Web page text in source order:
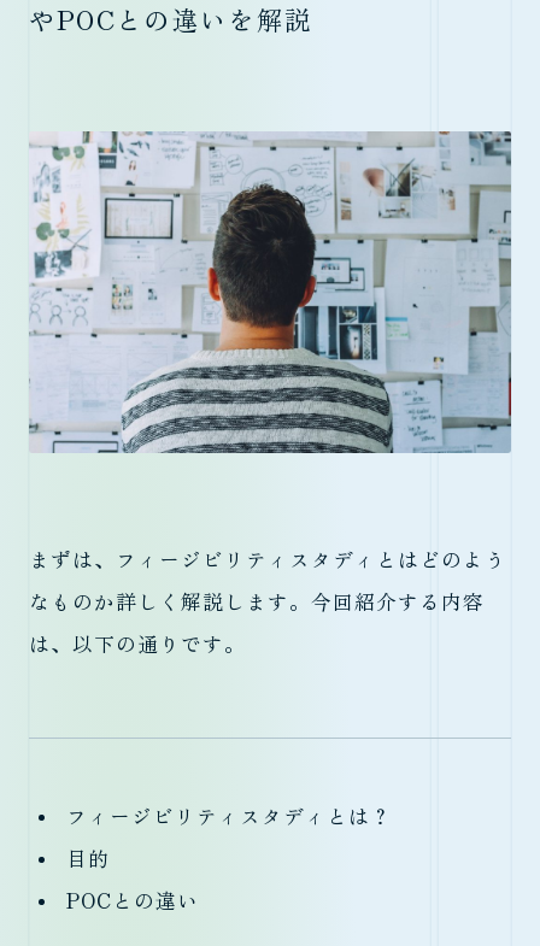
やPOCとの違いを解説
まずは、フィージビリティスタディとはどのよう
なものか詳しく解説します。今回紹介する内容
は、以下の通りです。
フィージビリティスタディとは？
目的
POCとの違い